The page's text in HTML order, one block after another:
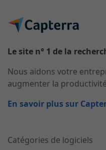
Le site n° 1 de la
Nous aidons votre
augmenter la
En savoir plus sur
Catégories de logiciels